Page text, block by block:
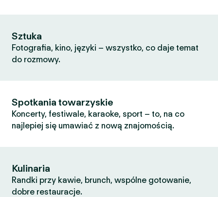
Sztuka
Fotografia, kino, języki – wszystko, co daje temat
do rozmowy.
Spotkania towarzyskie
Koncerty, festiwale, karaoke, sport – to, na co
najlepiej się umawiać z nową znajomością.
Kulinaria
Randki przy kawie, brunch, wspólne gotowanie,
dobre restauracje.